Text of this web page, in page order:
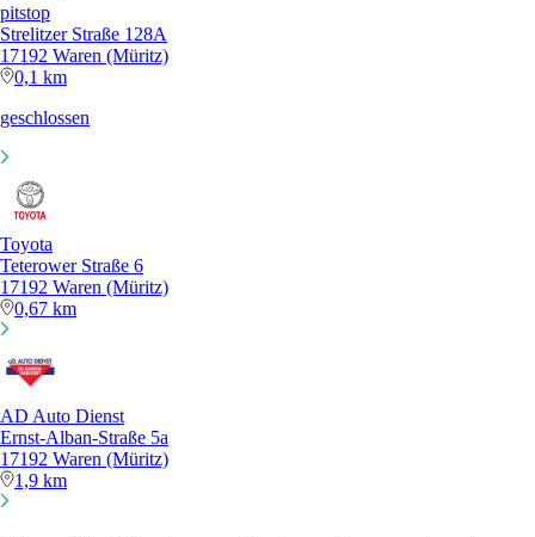
pitstop
Strelitzer Straße 128A
17192 Waren (Müritz)
0,1 km
geschlossen
Toyota
Teterower Straße 6
17192 Waren (Müritz)
0,67 km
AD Auto Dienst
Ernst-Alban-Straße 5a
17192 Waren (Müritz)
1,9 km